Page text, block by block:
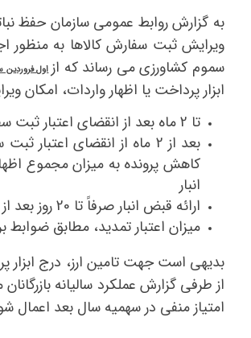
به گزارش روابط عمومی سازمان حفظ
ویرایش ثبت سفارش کالاها به منظور
سموم کشاورزی می رساند که از اول فروردین
ابزار پرداخت یا اظهار واردات، امکان ویرایش یا تمدید پرونده
تا 2 ماه بعد از انقضای اعتبار ثبت سفارش مشروط به کاهش 2 درصدی قیمت (قیمت مصوب روز یا پرونده هر کدام کمتر باشد)
کاهش پرونده به میزان مجموع
انبار
ارائه قبض انبار صرفاً تا 20 روز بعد از تاریخ قبض مورد پذیرش است. پس از گذشت این مدت زمان، تمدید قابل انجام نیست.
میزان اعتبار تمدید، مطابق
بدیهی است جهت تامین ارز، درج ابزار
از طرفی گزارش عملکرد سالیانه
امتیاز منفی در سهمیه سال بعد اعمال